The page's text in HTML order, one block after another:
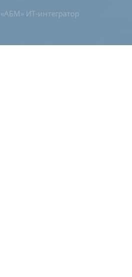
«АБМ» ИТ-интегратор